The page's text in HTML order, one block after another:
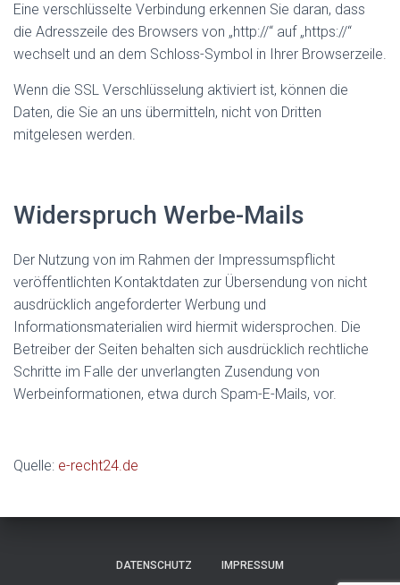
Eine verschlüsselte Verbindung erkennen Sie daran, dass
die Adresszeile des Browsers von „http://“ auf „https://“
wechselt und an dem Schloss-Symbol in Ihrer Browserzeile.
Wenn die SSL Verschlüsselung aktiviert ist, können die
Daten, die Sie an uns übermitteln, nicht von Dritten
mitgelesen werden.
Widerspruch Werbe-Mails
Der Nutzung von im Rahmen der Impressumspflicht
veröffentlichten Kontaktdaten zur Übersendung von nicht
ausdrücklich angeforderter Werbung und
Informationsmaterialien wird hiermit widersprochen. Die
Betreiber der Seiten behalten sich ausdrücklich rechtliche
Schritte im Falle der unverlangten Zusendung von
Werbeinformationen, etwa durch Spam-E-Mails, vor.
Quelle: e-recht24.de
DATENSCHUTZ IMPRESSUM